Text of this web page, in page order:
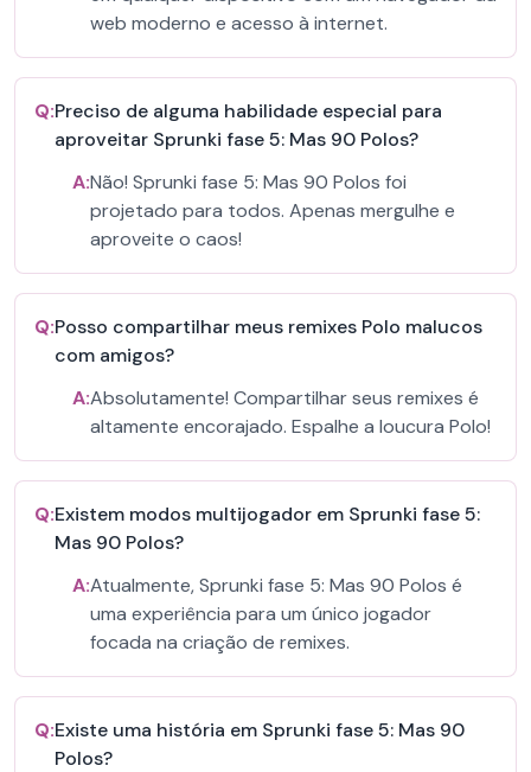
web moderno e acesso à internet.
Q:Preciso de alguma habilidade especial para
aproveitar Sprunki fase 5: Mas 90 Polos?
A:Não! Sprunki fase 5: Mas 90 Polos foi
projetado para todos. Apenas mergulhe e
aproveite o caos!
Q:Posso compartilhar meus remixes Polo malucos
com amigos?
A:Absolutamente! Compartilhar seus remixes é
altamente encorajado. Espalhe a loucura Polo!
Q:Existem modos multijogador em Sprunki fase 5:
Mas 90 Polos?
A:Atualmente, Sprunki fase 5: Mas 90 Polos é
uma experiência para um único jogador
focada na criação de remixes.
Q:Existe uma história em Sprunki fase 5: Mas 90
Polos?